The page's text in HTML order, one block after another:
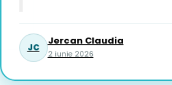
JC
Jercan Claudia
2 iunie 2026